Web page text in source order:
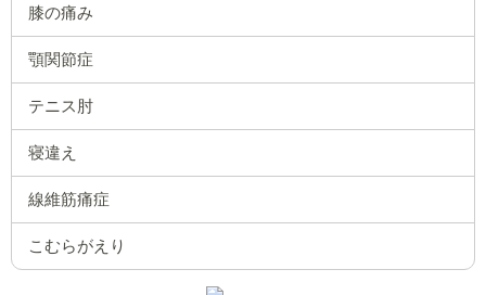
膝の痛み
顎関節症
テニス肘
寝違え
線維筋痛症
こむらがえり